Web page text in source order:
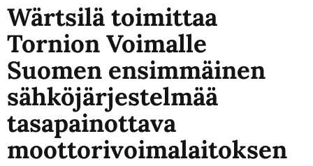
Wärtsilä toimittaa
Tornion Voimalle
Suomen ensimmäinen
sähköjärjestelmää
tasapainottava
moottorivoimalaitoksen